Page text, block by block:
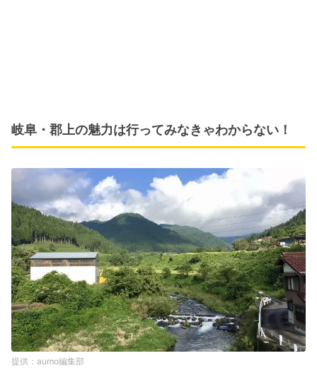
岐阜・郡上の魅力は行ってみなきゃわからない！
aumo編集部